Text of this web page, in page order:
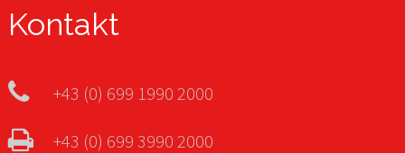
Kontakt
+43 (0) 699 1990 2000
+43 (0) 699 3990 2000